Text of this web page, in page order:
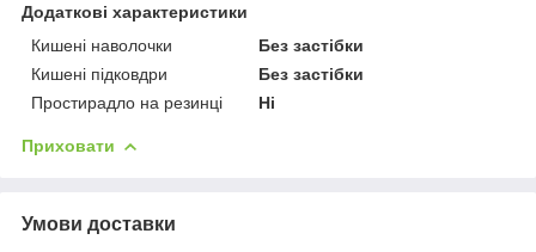
Додаткові характеристики
Кишені наволочки
Без застібки
Кишені підковдри
Без застібки
Простирадло на резинці
Ні
Приховати
Умови доставки